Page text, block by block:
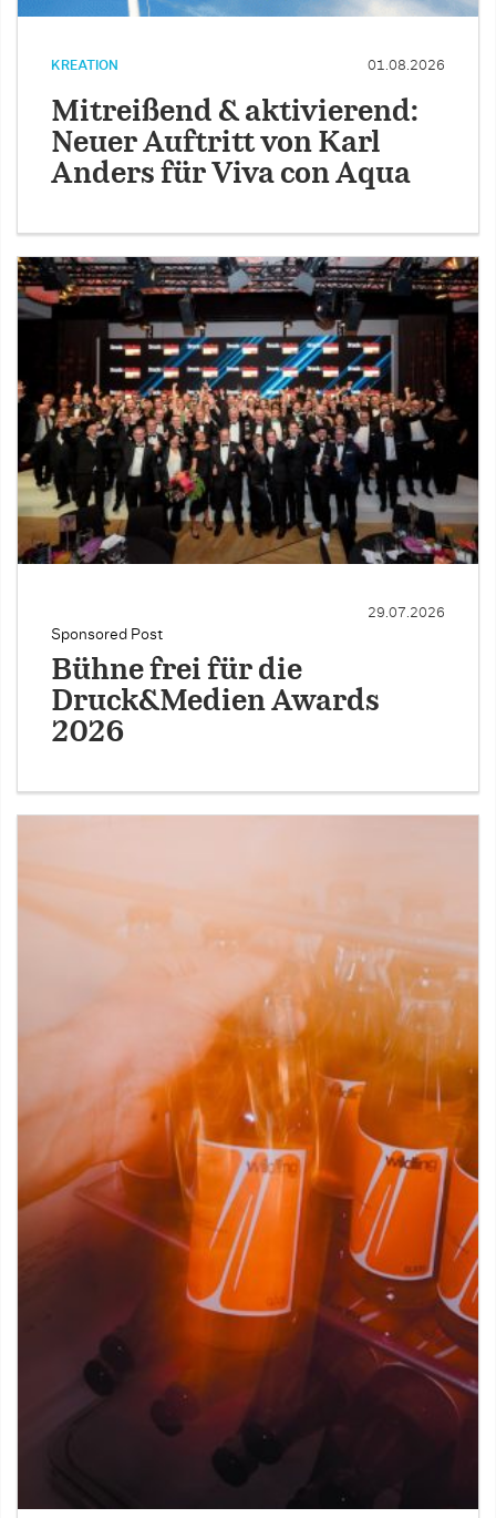
KREATION 01.08.2026
Mitreißend & aktivierend:
Neuer Auftritt von Karl
Anders für Viva con Aqua
Sponsored Post
29.07.2026
Bühne frei für die
Druck&Medien Awards
2026